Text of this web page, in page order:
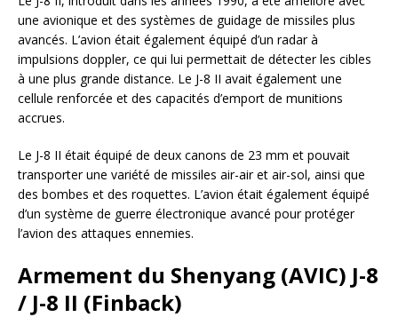
une avionique et des systèmes de guidage de missiles plus
avancés. L’avion était également équipé d’un radar à
impulsions doppler, ce qui lui permettait de détecter les cibles
à une plus grande distance. Le J-8 II avait également une
cellule renforcée et des capacités d’emport de munitions
accrues.
Le J-8 II était équipé de deux canons de 23 mm et pouvait
transporter une variété de missiles air-air et air-sol, ainsi que
des bombes et des roquettes. L’avion était également équipé
d’un système de guerre électronique avancé pour protéger
l’avion des attaques ennemies.
Armement du Shenyang (AVIC) J-8
/ J-8 II (Finback)